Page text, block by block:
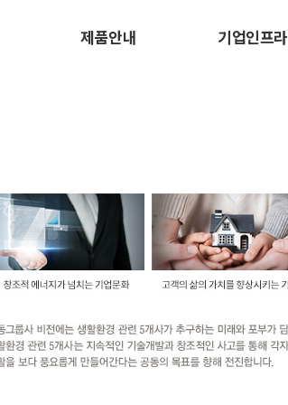
제품안내 기업인프라